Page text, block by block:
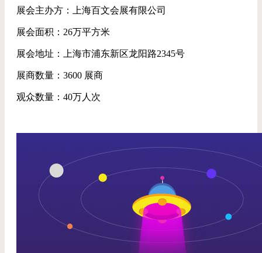
展会主办方：上海百文会展有限公司
展会面积：26万平方米
展会地址：上海市浦东新区龙阳路2345号
展商数量：3600 展商
观众数量：40万人次